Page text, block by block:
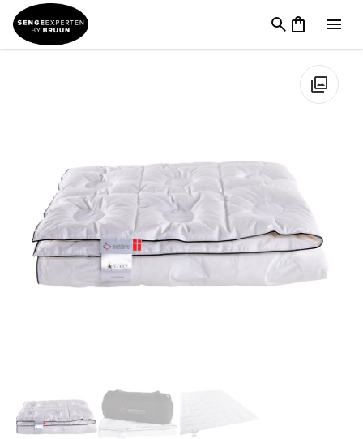
Dyner → Dynemærker
Ringsted Dun
Countdown Moskusdyne
🔍